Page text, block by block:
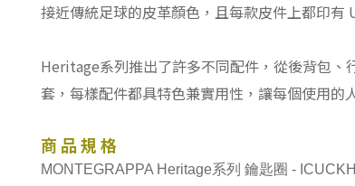
接近傳統足球的皮革顏色，且每款皮件上都印有
Heritage系列推出了許多不同配件，從後背包
套，每樣配件都具特色兼實用性，讓每個使用的
商 品 規 格
MONTEGRAPPA Heritage系列 鑰匙圈 -